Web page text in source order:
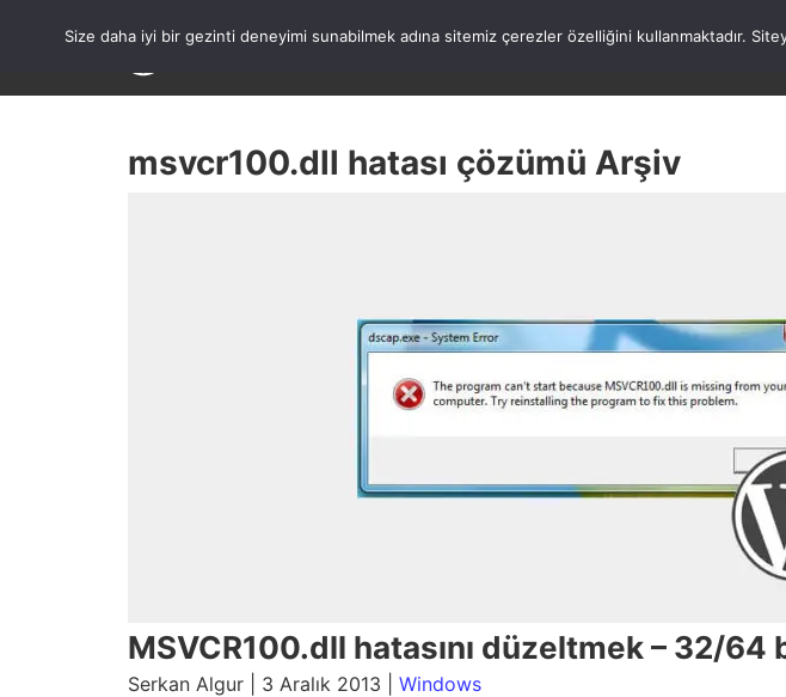
ANASAYFA
msvcr100.dll hatası çözümü Arşiv
MSVCR100.dll hatasını düzeltmek – 32/64
Serkan Algur | 3 Aralık 2013 | Windows
Size daha iyi bir gezinti deneyimi sunabilmek adına sitemiz çerezler özelliğini kullanmaktadır.